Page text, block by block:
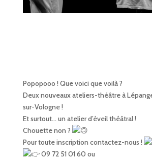
Popopooo ! Que voici que voilà ?
Deux nouveaux ateliers-théâtre à
sur-Vologne !
Et surtout… un atelier d’éveil théâtral !
Chouette non ?
Pour toute inscription contactez-nous !
09 72 51 01 60 ou